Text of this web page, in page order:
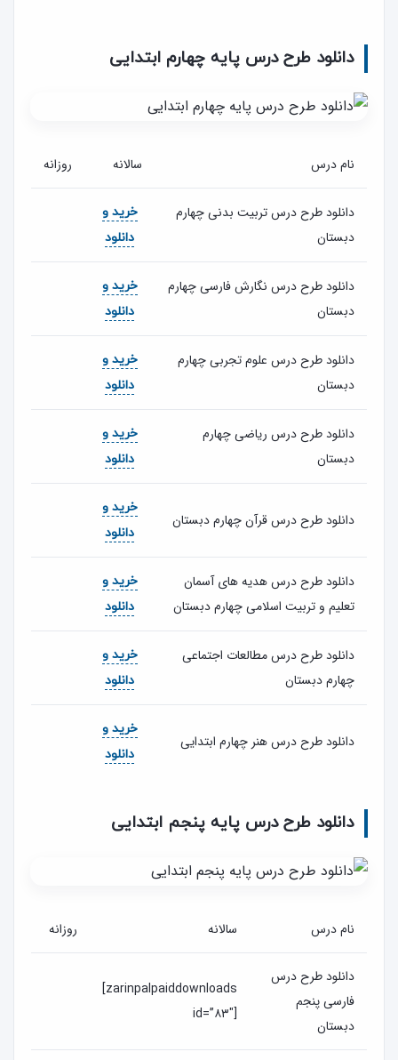
دانلود طرح درس پایه چهارم ابتدایی
نام درس سالانه روزانه
دانلود طرح درس تربیت بدنی چهارم
دبستان
خرید و
دانلود
دانلود طرح درس نگارش فارسی چهارم
دبستان
خرید و
دانلود
دانلود طرح درس علوم تجربی چهارم
دبستان
خرید و
دانلود
دانلود طرح درس ریاضی چهارم
دبستان
خرید و
دانلود
دانلود طرح درس قرآن چهارم دبستان
خرید و
دانلود
دانلود طرح درس هدیه های آسمان
تعلیم و تربیت اسلامی چهارم دبستان
خرید و
دانلود
دانلود طرح درس مطالعات اجتماعی
چهارم دبستان
خرید و
دانلود
دانلود طرح درس هنر چهارم ابتدایی
خرید و
دانلود
دانلود طرح درس پایه پنجم ابتدایی
نام درس سالانه روزانه
دانلود طرح درس
فارسی پنجم
دبستان
[zarinpalpaiddownloads
id=”۸۳″]